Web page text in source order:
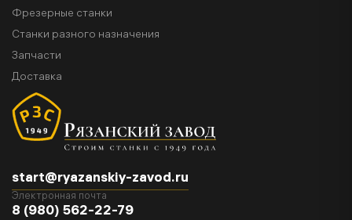
start@ryazanskiy-zavod.ru
Электронная почта
8 (980) 562-22-79
Фрезерные станки
Станки разного назначения
Запчасти
Доставка